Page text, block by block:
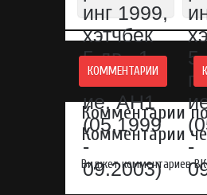
КОММЕНТАРИИ
Комментарии
Комментарии
Виджет комментариев ВК